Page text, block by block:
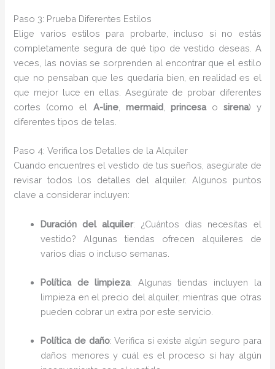
Paso 3: Prueba Diferentes Estilos
Elige varios estilos para probarte, incluso si no estás
completamente segura de qué tipo de vestido deseas. A
veces, las novias se sorprenden al encontrar que el estilo
que no pensaban que les quedaría bien, en realidad es el
que mejor luce en ellas. Asegúrate de probar diferentes
cortes (como el A-line, mermaid, princesao sirena) y
diferentes tipos de telas.
Paso 4: Verifica los Detalles de la Alquiler
Cuando encuentres el vestido de tus sueños, asegúrate de
revisar todos los detalles del alquiler. Algunos puntos
clave a considerar incluyen:
Duración del alquiler: ¿Cuántos días necesitas el
vestido? Algunas tiendas ofrecen alquileres de
varios días o incluso semanas.
Política de limpieza: Algunas tiendas incluyen la
limpieza en el precio del alquiler, mientras que otras
pueden cobrar un extra por este servicio.
Política de daño: Verifica si existe algún seguro para
daños menores y cuál es el proceso si hay algún